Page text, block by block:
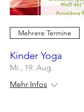
Mehrere Termine
Kinder Yoga
Mi., 19. Aug.
Mehr Infos